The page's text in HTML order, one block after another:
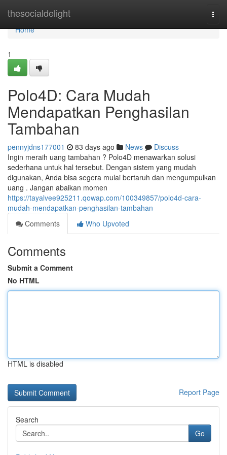
thesocialdelight
Home
Home
1
Polo4D: Cara Mudah
Mendapatkan Penghasilan
Tambahan
pennyjdns177001 83 days ago News
Discuss
Ingin meraih uang tambahan ? Polo4D menawarkan solusi
sederhana untuk hal tersebut. Dengan sistem yang mudah
digunakan, Anda bisa segera mulai bertaruh dan mengumpulkan
uang . Jangan abaikan momen
https://tayalvee925211.qowap.com/100349857/polo4d-cara-
mudah-mendapatkan-penghasilan-tambahan
Comments
Who Upvoted
Comments
Submit a Comment
No HTML
HTML is disabled
Report Page
Search
Go